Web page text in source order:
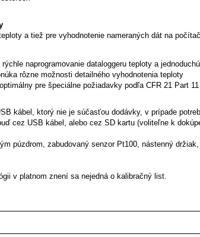
a tiež pre vyhodnotenie nameraných dát na
naprogramovanie dataloggeru teploty a
rôzne možnosti detailného vyhodnotenia teploty
pre špeciálne požiadavky podľa CFR 21 Part
kábel, ktorý nie je súčasťou dodávky, v prípade
cez USB kábel, alebo cez SD kartu (voliteľne k
púzdrom, zabudovaný senzor Pt100, nástenný
v platnom znení sa nejedná o kalibračný list.